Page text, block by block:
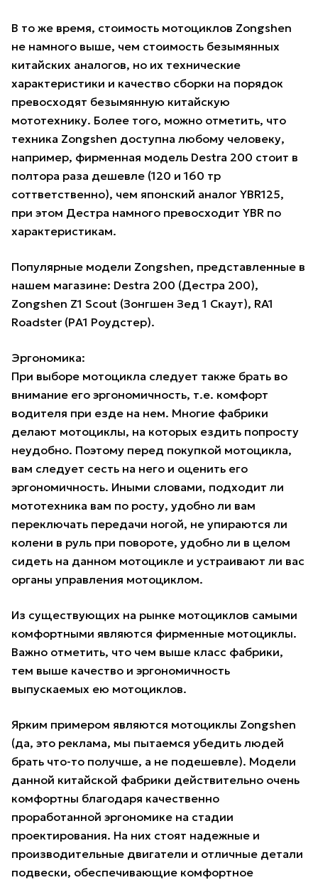
В то же время, стоимость мотоциклов Zongshen
не намного выше, чем стоимость безымянных
китайских аналогов, но их технические
характеристики и качество сборки на порядок
превосходят безымянную китайскую
мототехнику. Более того, можно отметить, что
техника Zongshen доступна любому человеку,
например, фирменная модель Destra 200 стоит в
полтора раза дешевле (120 и 160 тр
соттветственно), чем японский аналог YBR125,
при этом Дестра намного превосходит YBR по
характеристикам.
Популярные модели Zongshen, представленные в
нашем магазине: Destra 200 (Дестра 200),
Zongshen Z1 Scout (Зонгшен Зед 1 Скаут), RA1
Roadster (РА1 Роудстер).
Эргономика:
При выборе мотоцикла следует также брать во
внимание его эргономичность, т.е. комфорт
водителя при езде на нем. Многие фабрики
делают мотоциклы, на которых ездить попросту
неудобно. Поэтому перед покупкой мотоцикла,
вам следует сесть на него и оценить его
эргономичность. Иными словами, подходит ли
мототехника вам по росту, удобно ли вам
переключать передачи ногой, не упираются ли
колени в руль при повороте, удобно ли в целом
сидеть на данном мотоцикле и устраивают ли вас
органы управления мотоциклом.
Из существующих на рынке мотоциклов самыми
комфортными являются фирменные мотоциклы.
Важно отметить, что чем выше класс фабрики,
тем выше качество и эргономичность
выпускаемых ею мотоциклов.
Ярким примером являются мотоциклы Zongshen
(да, это реклама, мы пытаемся убедить людей
брать что-то получше, а не подешевле). Модели
данной китайской фабрики действительно очень
комфортны благодаря качественно
проработанной эргономике на стадии
проектирования. На них стоят надежные и
производительные двигатели и отличные детали
подвески, обеспечивающие комфортное